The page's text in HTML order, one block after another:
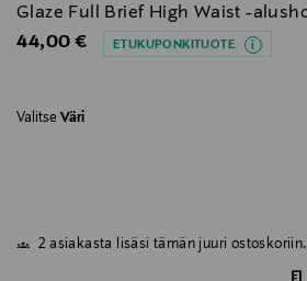
Glaze Full Brief High Waist -
Original Price
44,00 € ETUKUPONKITUOTE
Valitse Väri
2 asiakasta lisäsi tämän juuri ostoskoriin.